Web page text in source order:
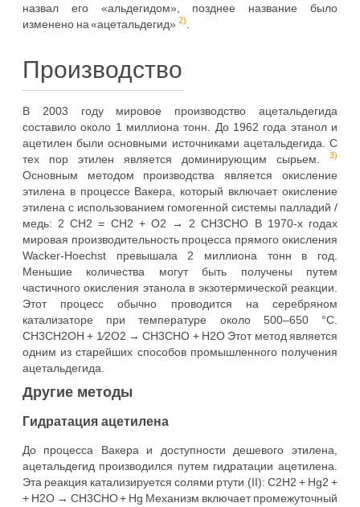
назвал его «альдегидом», позднее название было
изменено на «ацетальдегид» 2).
Производство
В 2003 году мировое производство ацетальдегида
составило около 1 миллиона тонн. До 1962 года этанол и
ацетилен были основными источниками ацетальдегида. С
тех пор этилен является доминирующим сырьем.
3)
Основным методом производства является окисление
этилена в процессе Вакера, который включает окисление
этилена с использованием гомогенной системы палладий /
медь: 2 CH2 = CH2 + O2 → 2 CH3CHO В 1970-х годах
мировая производительность процесса прямого окисления
Wacker-Hoechst превышала 2 миллиона тонн в год.
Меньшие количества могут быть получены путем
частичного окисления этанола в экзотермической реакции.
Этот процесс обычно проводится на серебряном
катализаторе при температуре около 500–650 °C.
CH3CH2OH + 1⁄2O2 → CH3CHO + H2O Этот метод является
одним из старейших способов промышленного получения
ацетальдегида.
Другие методы
Гидратация ацетилена
До процесса Вакера и доступности дешевого этилена,
ацетальдегид производился путем гидратации ацетилена.
Эта реакция катализируется солями ртути (II): C2H2 + Hg2 +
+ H2O → CH3CHO + Hg Механизм включает промежуточный